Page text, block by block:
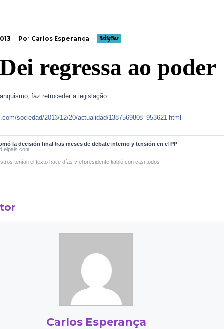
Por Carlos Esperança Religiões
regressa ao poder
faz retroceder a legislação.
sociedad/2013/12/20/actualidad/1387569808_953621.html
la decisión final tras meses de debate interno y tensión en el PP
tenían el texto hace días y el presidente habló con casi todos
Carlos Esperança